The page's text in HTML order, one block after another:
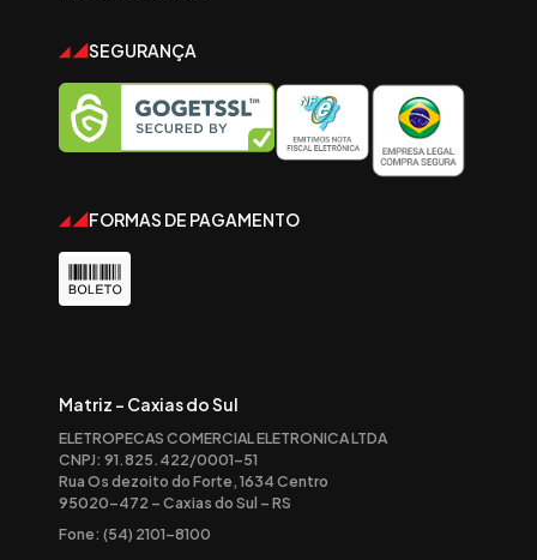
SEGURANÇA
FORMAS DE PAGAMENTO
Matriz - Caxias do Sul
ELETROPECAS COMERCIAL ELETRONICA LTDA
CNPJ: 91.825.422/0001-51
Rua Os dezoito do Forte, 1634 Centro
95020-472 – Caxias do Sul – RS
Fone: (54) 2101-8100